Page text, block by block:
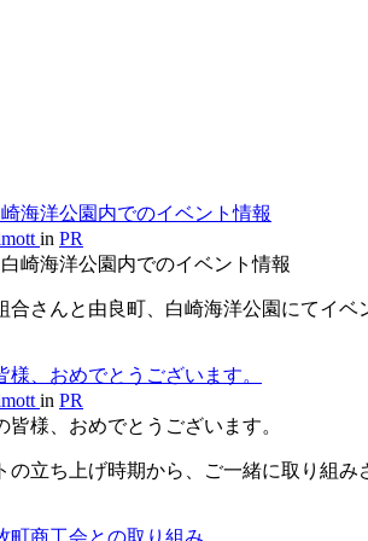
海洋公園内でのイベント情報
in PR
合さんと由良町、白崎海洋公園にてイベ
、おめでとうございます。
in PR
の立ち上げ時期から、ご一緒に取り組み
商工会との取り組み。